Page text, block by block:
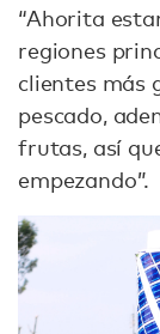
“Ahorita
regiones
clientes más
pescado,
frutas, así
empezando”.